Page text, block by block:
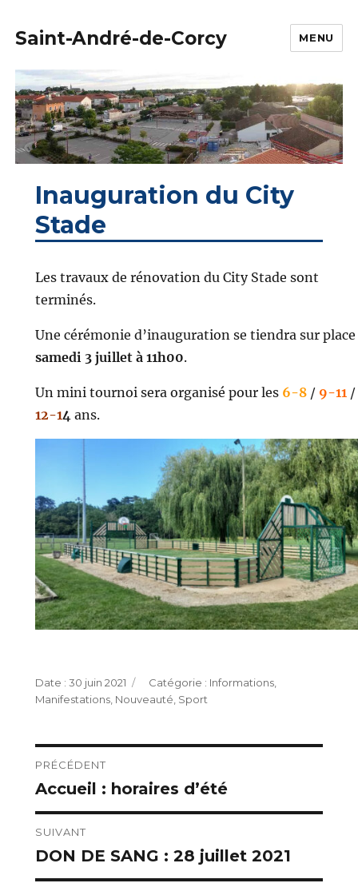
Saint-André-de-Corcy MENU
Inauguration du City
Stade
Les travaux de rénovation du City Stade sont
terminés.
Une cérémonie d’inauguration se tiendra sur place
samedi 3 juillet à 11h00.
Un mini tournoi sera organisé pour les 6-8/ 9-11 /
12-14 ans.
Publié
le
30 juin 2021 Catégories
Informations,
Manifestations, Nouveauté Sport
Navigation
de
l’article
PRÉCÉDENT
Publication
précédente :
Accueil : horaires d’été
SUIVANT
Publication
suivante :
DON DE SANG : 28 juillet 2021